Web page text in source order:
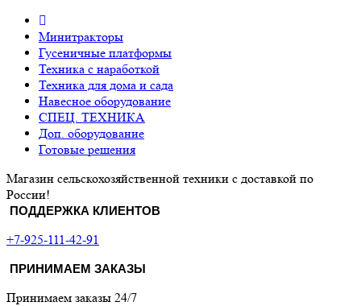
Минитракторы
Гусеничные платформы
Техника с наработкой
Техника для дома и сада
Навесное оборудование
СПЕЦ. ТЕХНИКА
Доп. оборудование
Готовые решения
Магазин сельскохозяйственной техники с доставкой по
России!
ПОДДЕРЖКА КЛИЕНТОВ
+7-925-111-42-91
ПРИНИМАЕМ ЗАКАЗЫ
Принимаем заказы 24/7